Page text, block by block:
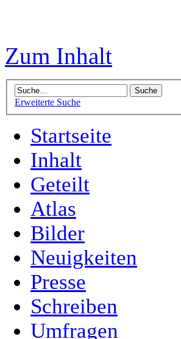
Zum Inhalt
Erweiterte Suche
Startseite
Inhalt
Geteilt
Atlas
Bilder
Neuigkeiten
Presse
Schreiben
Umfragen